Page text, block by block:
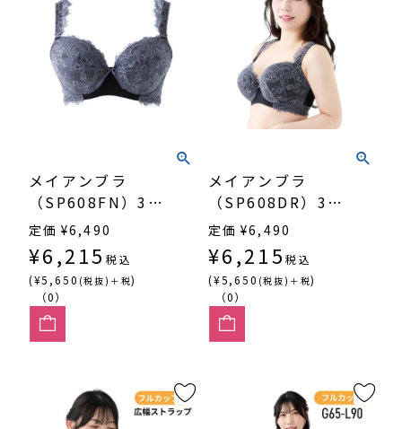
メイアンブラ
（SP608FN）3/4
カップ寄せ上げ
定価 ¥6,490
¥6,215 税込
(¥5,650 (税抜)＋税)
（0）
メイアンブラ
（SP608DR）3/4
カップ丸胸
定価 ¥6,490
¥6,215 税込
(¥5,650 (税抜)＋税)
（0）